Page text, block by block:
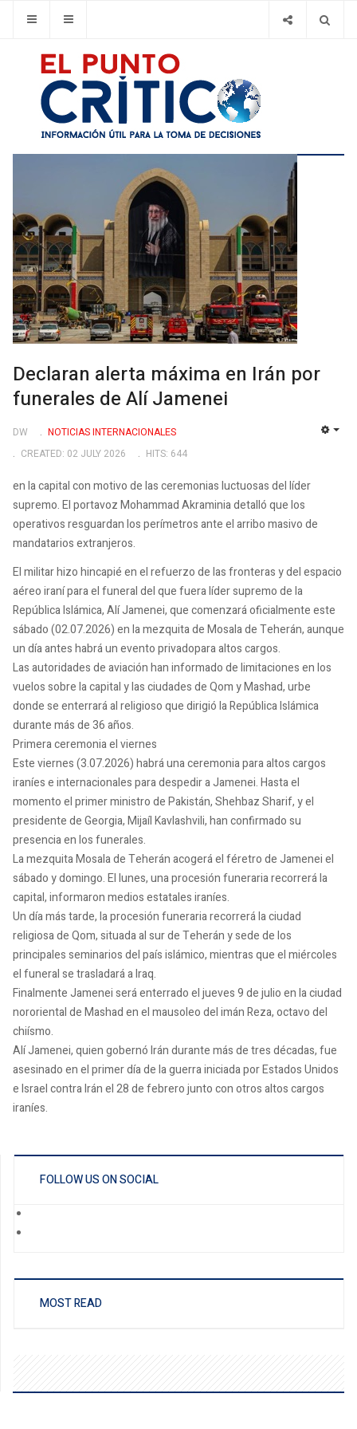
Declaran alerta máxima en Irán por
funerales de Alí Jamenei
DW
NOTICIAS INTERNACIONALES
CREATED: 02 JULY 2026
HITS: 644
en la capital con motivo de las ceremonias luctuosas del líder
supremo. El portavoz Mohammad Akraminia detalló que los
operativos resguardan los perímetros ante el arribo masivo de
mandatarios extranjeros.
El militar hizo hincapié en el refuerzo de las fronteras y del espacio
aéreo iraní para el funeral del que fuera líder supremo de la
República Islámica, Alí Jamenei, que comenzará oficialmente este
sábado (02.07.2026) en la mezquita de Mosala de Teherán, aunque
un día antes habrá un evento privadopara altos cargos.
Las autoridades de aviación han informado de limitaciones en los
vuelos sobre la capital y las ciudades de Qom y Mashad, urbe
donde se enterrará al religioso que dirigió la República Islámica
durante más de 36 años.
Primera ceremonia el viernes
Este viernes (3.07.2026) habrá una ceremonia para altos cargos
iraníes e internacionales para despedir a Jamenei. Hasta el
momento el primer ministro de Pakistán, Shehbaz Sharif, y el
presidente de Georgia, Mijaíl Kavlashvili, han confirmado su
presencia en los funerales.
La mezquita Mosala de Teherán acogerá el féretro de Jamenei el
sábado y domingo. El lunes, una procesión funeraria recorrerá la
capital, informaron medios estatales iraníes.
Un día más tarde, la procesión funeraria recorrerá la ciudad
religiosa de Qom, situada al sur de Teherán y sede de los
principales seminarios del país islámico, mientras que el miércoles
el funeral se trasladará a Iraq.
Finalmente Jamenei será enterrado el jueves 9 de julio en la ciudad
nororiental de Mashad en el mausoleo del imán Reza, octavo del
chiísmo.
Alí Jamenei, quien gobernó Irán durante más de tres décadas, fue
asesinado en el primer día de la guerra iniciada por Estados Unidos
e Israel contra Irán el 28 de febrero junto con otros altos cargos
iraníes.
FOLLOW US ON SOCIAL
MOST READ